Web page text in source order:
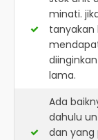
minati.
tanyakan
lama.
Ada
dahulu
dan yang